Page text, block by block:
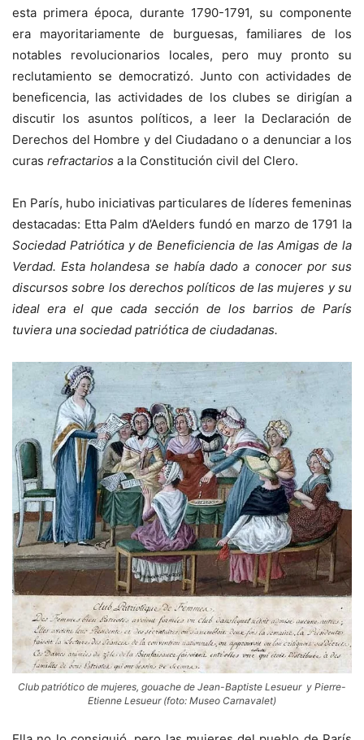
esta primera época, durante 1790-1791, su componente
era mayoritariamente de burguesas, familiares de los
notables revolucionarios locales, pero muy pronto su
reclutamiento se democratizó. Junto con actividades de
beneficencia, las actividades de los clubes se dirigían a
discutir los asuntos políticos, a leer la Declaración de
Derechos del Hombre y del Ciudadano o a denunciar a los
curas refractarios a la Constitución civil del Clero.
En París, hubo iniciativas particulares de líderes femeninas
destacadas: Etta Palm d’Aelders fundó en marzo de 1791 la
Sociedad Patrióticay de Beneficiencia de las Amigas de la
Verdad. Esta holandesa se había dado a conocer por sus
discursos sobre los derechos políticos de las mujeres y su
ideal era el que cada sección de los barrios de París
tuviera una sociedad patriótica de ciudadanas.
Club patriótico de mujeres, gouache de Jean-Baptiste Lesueur y Pierre-
Etienne Lesueur (foto: Museo Carnavalet)